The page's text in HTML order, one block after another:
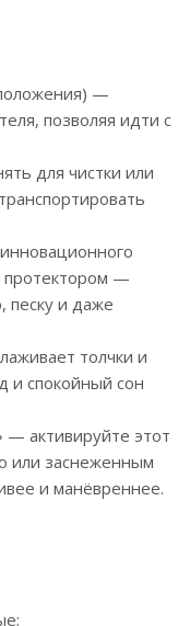
—
позволяя идти с
для чистки или
протектором —
песку и даже
толчки и
и спокойный сон
— активируйте этот
или заснеженным
и манёвреннее.